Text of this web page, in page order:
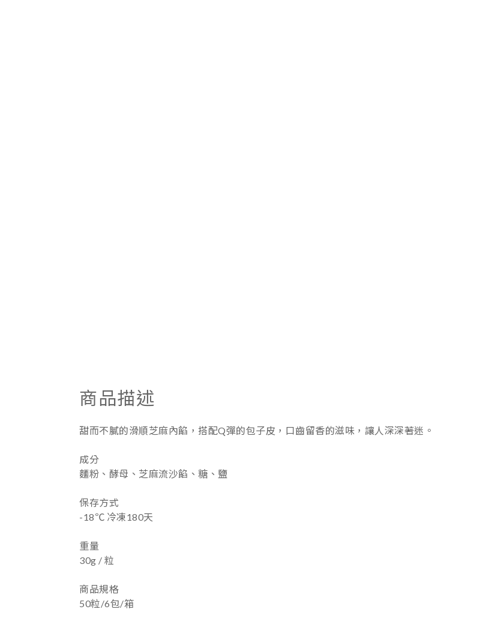
商品描述
甜而不膩的滑順芝麻內餡，搭配Q彈的包子皮，口齒留香的滋味，讓人深深著迷。
成分
麵粉、酵母、芝麻流沙餡、糖、鹽
保存方式
-18℃ 冷凍180天
重量
30g / 粒
商品規格
50粒/6包/箱